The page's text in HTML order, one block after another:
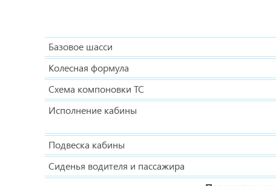
Базовое шасси
Колесная формула
Схема компоновки ТС
Исполнение кабины
Подвеска кабины
Сиденья водителя и пассажира